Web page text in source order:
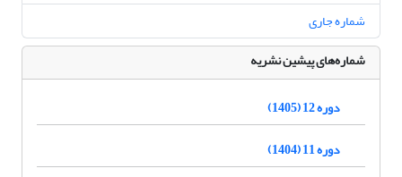
شماره جاری
شماره‌های پیشین نشریه
دوره 12 (1405)
دوره 11 (1404)